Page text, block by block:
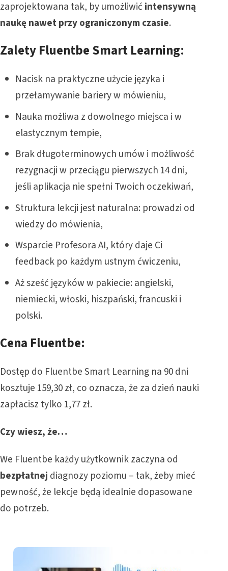
zaprojektowana tak, by umożliwić intensywną
naukę nawet przy ograniczonym czasie.
Zalety Fluentbe Smart Learning:
Nacisk na praktyczne użycie języka i
przełamywanie bariery w mówieniu,
Nauka możliwa z dowolnego miejsca i w
elastycznym tempie,
Brak długoterminowych umów i możliwość
rezygnacji w przeciągu pierwszych 14 dni,
jeśli aplikacja nie spełni Twoich oczekiwań,
Struktura lekcji jest naturalna: prowadzi od
wiedzy do mówienia,
Wsparcie Profesora AI, który daje Ci
feedback po każdym ustnym ćwiczeniu,
Aż sześć języków w pakiecie: angielski,
niemiecki, włoski, hiszpański, francuski i
polski.
Cena Fluentbe:
Dostęp do Fluentbe Smart Learning na 90 dni
kosztuje 159,30 zł, co oznacza, że za dzień nauki
zapłacisz tylko 1,77 zł.
Czy wiesz, że…
We Fluentbe każdy użytkownik zaczyna od
bezpłatnej diagnozy poziomu – tak, żeby mieć
pewność, że lekcje będą idealnie dopasowane
do potrzeb.